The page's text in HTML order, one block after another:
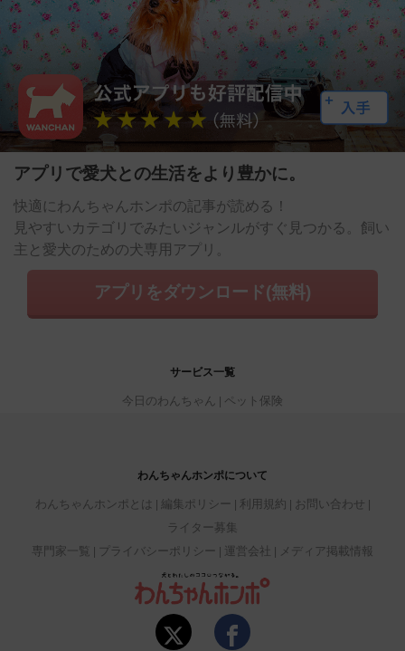
アプリで愛犬との生活をより豊かに。
快適にわんちゃんホンポの記事が読める！
見やすいカテゴリでみたいジャンルがすぐ見つかる。飼い
主と愛犬のための犬専用アプリ。
アプリをダウンロード(無料)
サービス一覧
今日のわんちゃん ペット保険
わんちゃんホンポについて
わんちゃんホンポとは 編集ポリシー 利用規約
お問い合わせ
ライター募集
専門家一覧
プライバシーポリシー 運営会社 メディア掲載情報